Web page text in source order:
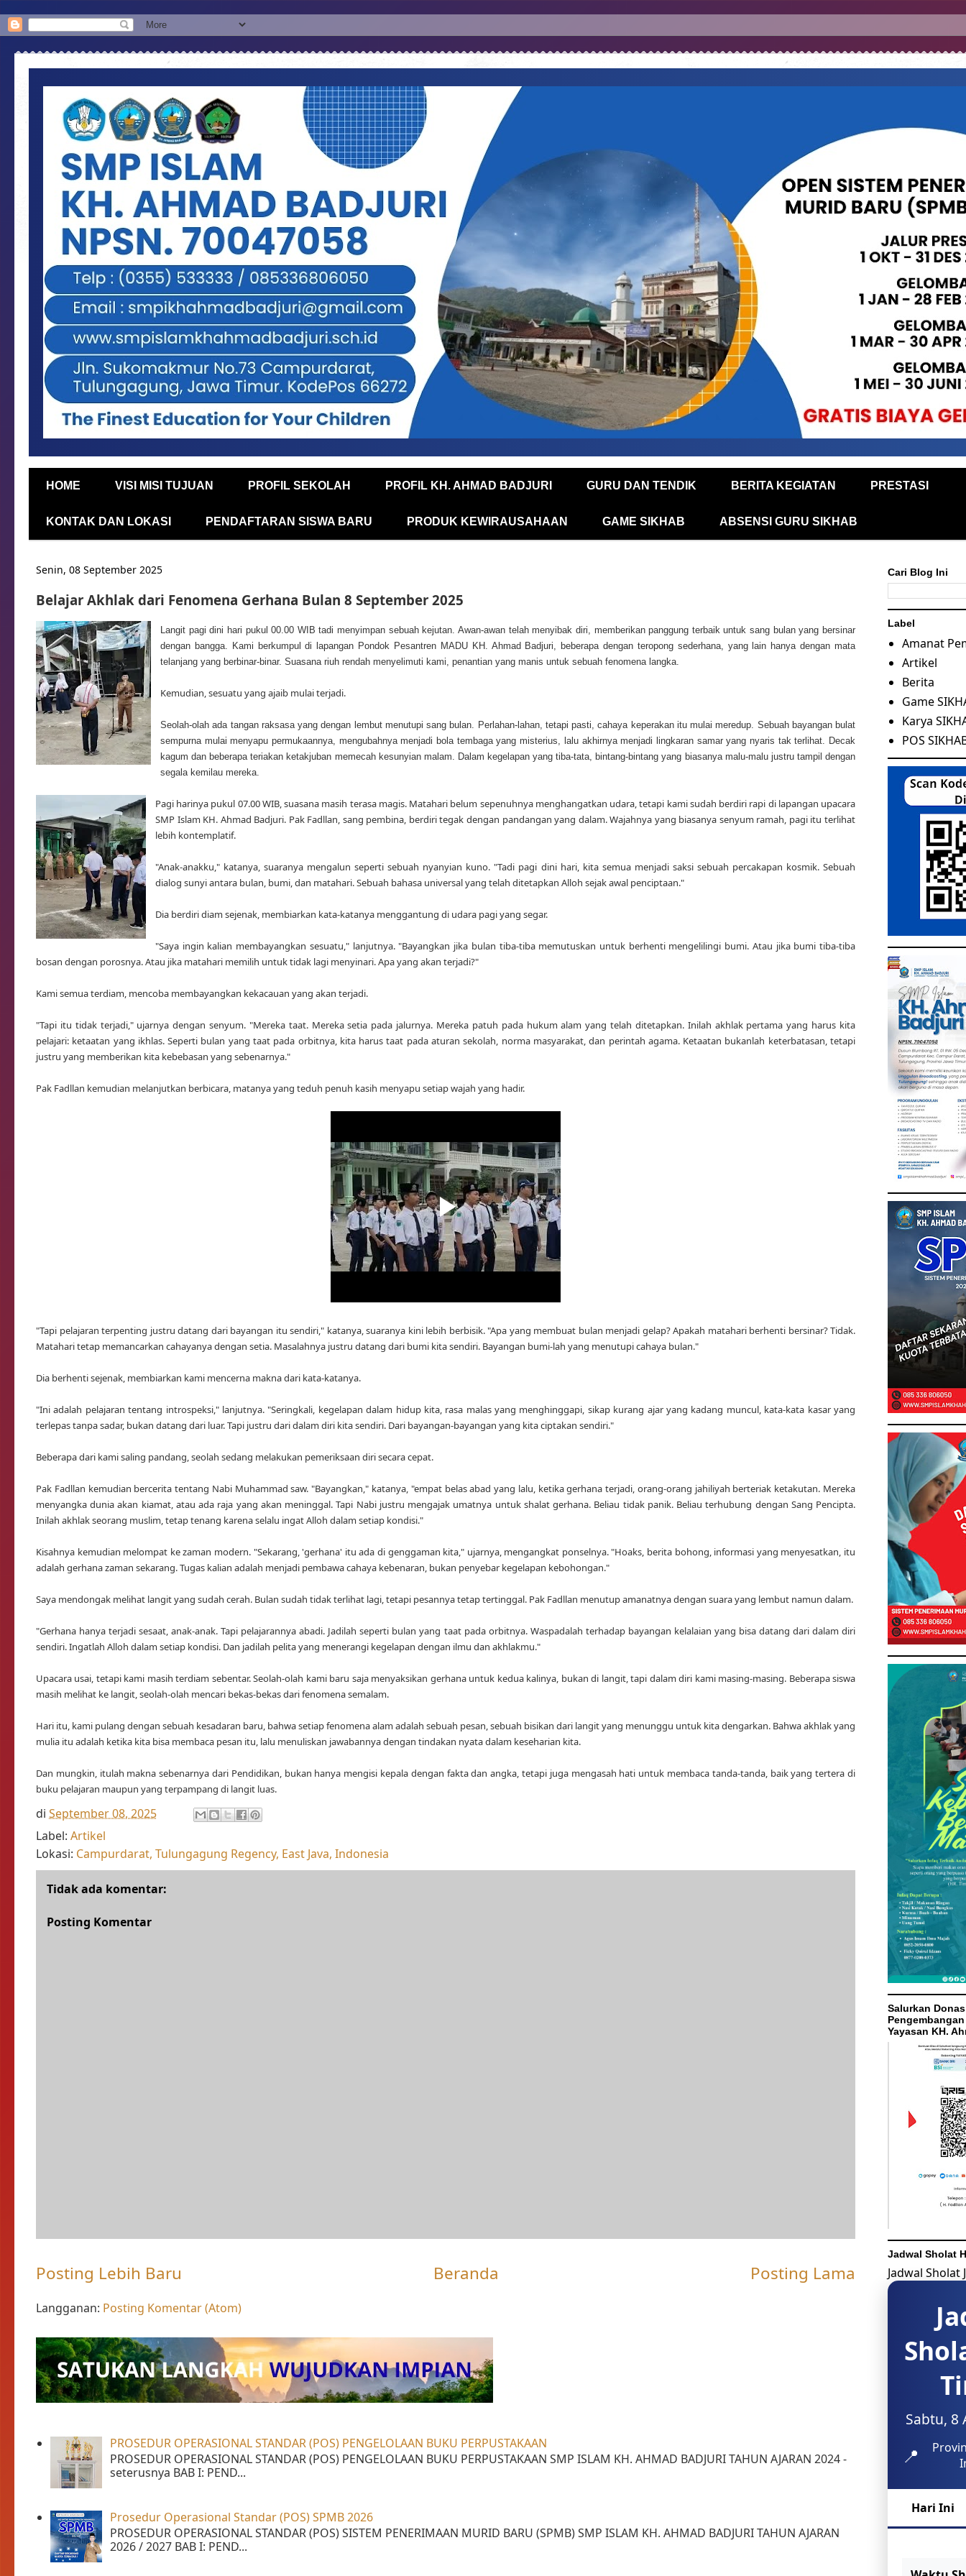
HOME VISI MISI TUJUAN PROFIL SEKOLAH PROFIL KH. AHMAD BADJURI GURU DAN TENDIK BERITA KEGIATAN PRESTASI
KONTAK DAN LOKASI PENDAFTARAN SISWA BARU PRODUK KEWIRAUSAHAAN GAME SIKHAB ABSENSI GURU SIKHAB
Senin, 08 September 2025
Belajar Akhlak dari Fenomena Gerhana Bulan 8 September 2025
Langit pagi dini hari pukul 00.00 WIB tadi menyimpan sebuah kejutan. Awan-awan telah menyibak diri, memberikan panggung terbaik untuk sang bulan yang bersinar
dengan bangga. Kami berkumpul di lapangan Pondok Pesantren MADU KH. Ahmad Badjuri, beberapa dengan teropong sederhana, yang lain hanya dengan mata
telanjang yang berbinar-binar. Suasana riuh rendah menyelimuti kami, penantian yang manis untuk sebuah fenomena langka.
Kemudian, sesuatu yang ajaib mulai terjadi.
Seolah-olah ada tangan raksasa yang dengan lembut menutupi sang bulan. Perlahan-lahan, tetapi pasti, cahaya keperakan itu mulai meredup. Sebuah bayangan bulat
sempurna mulai menyapu permukaannya, mengubahnya menjadi bola tembaga yang misterius, lalu akhirnya menjadi lingkaran samar yang nyaris tak terlihat. Decak
kagum dan beberapa teriakan ketakjuban memecah kesunyian malam. Dalam kegelapan yang tiba-tata, bintang-bintang yang biasanya malu-malu justru tampil dengan
segala kemilau mereka.
Pagi harinya pukul 07.00 WIB, suasana masih terasa magis. Matahari belum sepenuhnya menghangatkan udara, tetapi kami sudah berdiri rapi di lapangan upacara
SMP Islam KH. Ahmad Badjuri. Pak Fadllan, sang pembina, berdiri tegak dengan pandangan yang dalam. Wajahnya yang biasanya senyum ramah, pagi itu terlihat
lebih kontemplatif.
"Anak-anakku," katanya, suaranya mengalun seperti sebuah nyanyian kuno. "Tadi pagi dini hari, kita semua menjadi saksi sebuah percakapan kosmik. Sebuah
dialog sunyi antara bulan, bumi, dan matahari. Sebuah bahasa universal yang telah ditetapkan Alloh sejak awal penciptaan."
Dia berdiri diam sejenak, membiarkan kata-katanya menggantung di udara pagi yang segar.
"Saya ingin kalian membayangkan sesuatu," lanjutnya. "Bayangkan jika bulan tiba-tiba memutuskan untuk berhenti mengelilingi bumi. Atau jika bumi tiba-tiba
bosan dengan porosnya. Atau jika matahari memilih untuk tidak lagi menyinari. Apa yang akan terjadi?"
Kami semua terdiam, mencoba membayangkan kekacauan yang akan terjadi.
"Tapi itu tidak terjadi," ujarnya dengan senyum. "Mereka taat. Mereka setia pada jalurnya. Mereka patuh pada hukum alam yang telah ditetapkan. Inilah akhlak pertama yang harus kita
pelajari: ketaatan yang ikhlas. Seperti bulan yang taat pada orbitnya, kita harus taat pada aturan sekolah, norma masyarakat, dan perintah agama. Ketaatan bukanlah keterbatasan, tetapi
justru yang memberikan kita kebebasan yang sebenarnya."
Pak Fadllan kemudian melanjutkan berbicara, matanya yang teduh penuh kasih menyapu setiap wajah yang hadir.
"Tapi pelajaran terpenting justru datang dari bayangan itu sendiri," katanya, suaranya kini lebih berbisik. "Apa yang membuat bulan menjadi gelap? Apakah matahari berhenti bersinar? Tidak.
Matahari tetap memancarkan cahayanya dengan setia. Masalahnya justru datang dari bumi kita sendiri. Bayangan bumi-lah yang menutupi cahaya bulan."
Dia berhenti sejenak, membiarkan kami mencerna makna dari kata-katanya.
"Ini adalah pelajaran tentang introspeksi," lanjutnya. "Seringkali, kegelapan dalam hidup kita, rasa malas yang menghinggapi, sikap kurang ajar yang kadang muncul, kata-kata kasar yang
terlepas tanpa sadar, bukan datang dari luar. Tapi justru dari dalam diri kita sendiri. Dari bayangan-bayangan yang kita ciptakan sendiri."
Beberapa dari kami saling pandang, seolah sedang melakukan pemeriksaan diri secara cepat.
Pak Fadllan kemudian bercerita tentang Nabi Muhammad saw. "Bayangkan," katanya, "empat belas abad yang lalu, ketika gerhana terjadi, orang-orang jahiliyah berteriak ketakutan. Mereka
menyangka dunia akan kiamat, atau ada raja yang akan meninggal. Tapi Nabi justru mengajak umatnya untuk shalat gerhana. Beliau tidak panik. Beliau terhubung dengan Sang Pencipta.
Inilah akhlak seorang muslim, tetap tenang karena selalu ingat Alloh dalam setiap kondisi."
Kisahnya kemudian melompat ke zaman modern. "Sekarang, 'gerhana' itu ada di genggaman kita," ujarnya, mengangkat ponselnya. "Hoaks, berita bohong, informasi yang menyesatkan, itu
adalah gerhana zaman sekarang. Tugas kalian adalah menjadi pembawa cahaya kebenaran, bukan penyebar kegelapan kebohongan."
Saya mendongak melihat langit yang sudah cerah. Bulan sudah tidak terlihat lagi, tetapi pesannya tetap tertinggal. Pak Fadllan menutup amanatnya dengan suara yang lembut namun dalam.
"Gerhana hanya terjadi sesaat, anak-anak. Tapi pelajarannya abadi. Jadilah seperti bulan yang taat pada orbitnya. Waspadalah terhadap bayangan kelalaian yang bisa datang dari dalam diri
sendiri. Ingatlah Alloh dalam setiap kondisi. Dan jadilah pelita yang menerangi kegelapan dengan ilmu dan akhlakmu."
Upacara usai, tetapi kami masih terdiam sebentar. Seolah-olah kami baru saja menyaksikan gerhana untuk kedua kalinya, bukan di langit, tapi dalam diri kami masing-masing. Beberapa siswa
masih melihat ke langit, seolah-olah mencari bekas-bekas dari fenomena semalam.
Hari itu, kami pulang dengan sebuah kesadaran baru, bahwa setiap fenomena alam adalah sebuah pesan, sebuah bisikan dari langit yang menunggu untuk kita dengarkan. Bahwa akhlak yang
mulia itu adalah ketika kita bisa membaca pesan itu, lalu menuliskan jawabannya dengan tindakan nyata dalam keseharian kita.
Dan mungkin, itulah makna sebenarnya dari Pendidikan, bukan hanya mengisi kepala dengan fakta dan angka, tetapi juga mengasah hati untuk membaca tanda-tanda, baik yang tertera di
buku pelajaran maupun yang terpampang di langit luas.
di September 08, 2025
Label: Artikel
Lokasi: Campurdarat, Tulungagung Regency, East Java, Indonesia
Tidak ada komentar:
Posting Komentar
Posting Lebih Baru Posting Lama
Beranda
Langganan: Posting Komentar (Atom)
PROSEDUR OPERASIONAL STANDAR (POS) PENGELOLAAN BUKU PERPUSTAKAAN
PROSEDUR OPERASIONAL STANDAR (POS) PENGELOLAAN BUKU PERPUSTAKAAN SMP ISLAM KH. AHMAD BADJURI TAHUN AJARAN 2024 -
seterusnya BAB I: PEND...
Prosedur Operasional Standar (POS) SPMB 2026
PROSEDUR OPERASIONAL STANDAR (POS) SISTEM PENERIMAAN MURID BARU (SPMB) SMP ISLAM KH. AHMAD BADJURI TAHUN AJARAN
2026 / 2027 BAB I: PEND...
Cari Blog Ini
Label
Amanat
Artikel
Berita
Game
Karya
POS
Salurkan
Yayasan KH.
Jadwal Sholat
Jadwal Sholat
Sabtu, 8
📍
Hari Ini